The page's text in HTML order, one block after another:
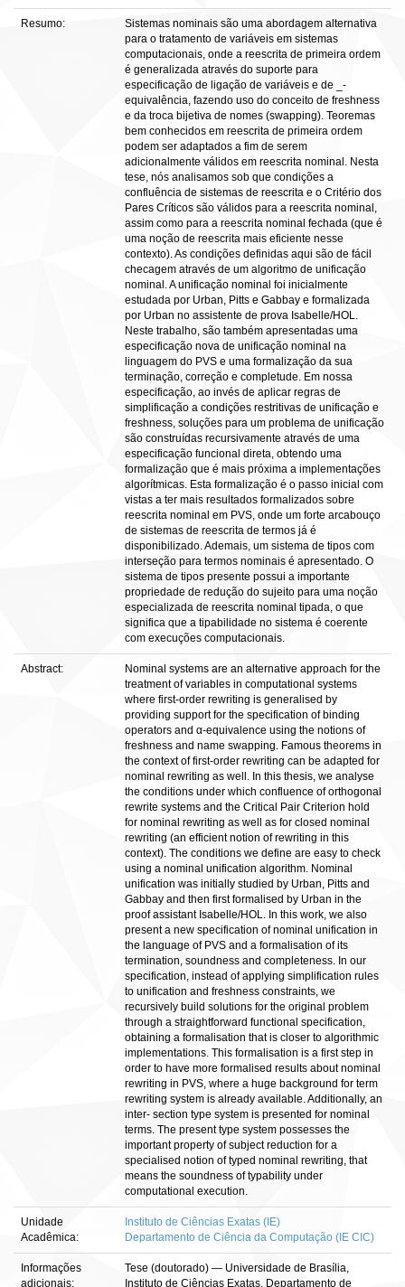
Resumo:
Sistemas nominais são uma abordagem alternativa
para o tratamento de variáveis em sistemas
computacionais, onde a reescrita de primeira ordem
é generalizada através do suporte para
especificação de ligação de variáveis e de _-
equivalência, fazendo uso do conceito de freshness
e da troca bijetiva de nomes (swapping). Teoremas
bem conhecidos em reescrita de primeira ordem
podem ser adaptados a fim de serem
adicionalmente válidos em reescrita nominal. Nesta
tese, nós analisamos sob que condições a
confluência de sistemas de reescrita e o Critério dos
Pares Críticos são válidos para a reescrita nominal,
assim como para a reescrita nominal fechada (que é
uma noção de reescrita mais eficiente nesse
contexto). As condições definidas aqui são de fácil
checagem através de um algoritmo de unificação
nominal. A unificação nominal foi inicialmente
estudada por Urban, Pitts e Gabbay e formalizada
por Urban no assistente de prova Isabelle/HOL.
Neste trabalho, são também apresentadas uma
especificação nova de unificação nominal na
linguagem do PVS e uma formalização da sua
terminação, correção e completude. Em nossa
especificação, ao invés de aplicar regras de
simplificação a condições restritivas de unificação e
freshness, soluções para um problema de unificação
são construídas recursivamente através de uma
especificação funcional direta, obtendo uma
formalização que é mais próxima a implementações
algorítmicas. Esta formalização é o passo inicial com
vistas a ter mais resultados formalizados sobre
reescrita nominal em PVS, onde um forte arcabouço
de sistemas de reescrita de termos já é
disponibilizado. Ademais, um sistema de tipos com
interseção para termos nominais é apresentado. O
sistema de tipos presente possui a importante
propriedade de redução do sujeito para uma noção
especializada de reescrita nominal tipada, o que
significa que a tipabilidade no sistema é coerente
com execuções computacionais.
Abstract:
Nominal systems are an alternative approach for the
treatment of variables in computational systems
where first-order rewriting is generalised by
providing support for the specification of binding
operators and α-equivalence using the notions of
freshness and name swapping. Famous theorems in
the context of first-order rewriting can be adapted for
nominal rewriting as well. In this thesis, we analyse
the conditions under which confluence of orthogonal
rewrite systems and the Critical Pair Criterion hold
for nominal rewriting as well as for closed nominal
rewriting (an efficient notion of rewriting in this
context). The conditions we define are easy to check
using a nominal unification algorithm. Nominal
unification was initially studied by Urban, Pitts and
Gabbay and then first formalised by Urban in the
proof assistant Isabelle/HOL. In this work, we also
present a new specification of nominal unification in
the language of PVS and a formalisation of its
termination, soundness and completeness. In our
specification, instead of applying simplification rules
to unification and freshness constraints, we
recursively build solutions for the original problem
through a straightforward functional specification,
obtaining a formalisation that is closer to algorithmic
implementations. This formalisation is a first step in
order to have more formalised results about nominal
rewriting in PVS, where a huge background for term
rewriting system is already available. Additionally, an
inter- section type system is presented for nominal
terms. The present type system possesses the
important property of subject reduction for a
specialised notion of typed nominal rewriting, that
means the soundness of typability under
computational execution.
Unidade
Acadêmica:
Instituto de Ciências Exatas (IE)
Departamento de Ciência da Computação (IE CIC)
Informações
adicionais:
Tese (doutorado) — Universidade de Brasília,
Instituto de Ciências Exatas, Departamento de